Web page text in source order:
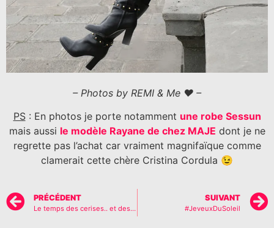
– Photos by REMI & Me ♥ –
PS: En photos je porte notamment une robe Sessun
mais aussi le modèle Rayane de chez MAJE dont je ne
regrette pas l’achat car vraiment magnifaïque comme
clamerait cette chère Cristina Cordula 😉
PRÉCÉDENT
Le temps des cerises.. et des belles fesses aussi!?
SUIVANT
#JeveuxDuSoleil